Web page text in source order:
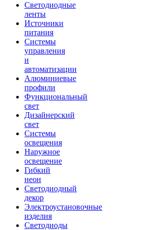
Светодиодные
ленты
Источники
питания
Системы
управления
и
автоматизации
Алюминиевые
профили
Функциональный
свет
Дизайнерский
свет
Системы
освещения
Наружное
освещение
Гибкий
неон
Светодиодный
декор
Электроустановочные
изделия
Светодиоды